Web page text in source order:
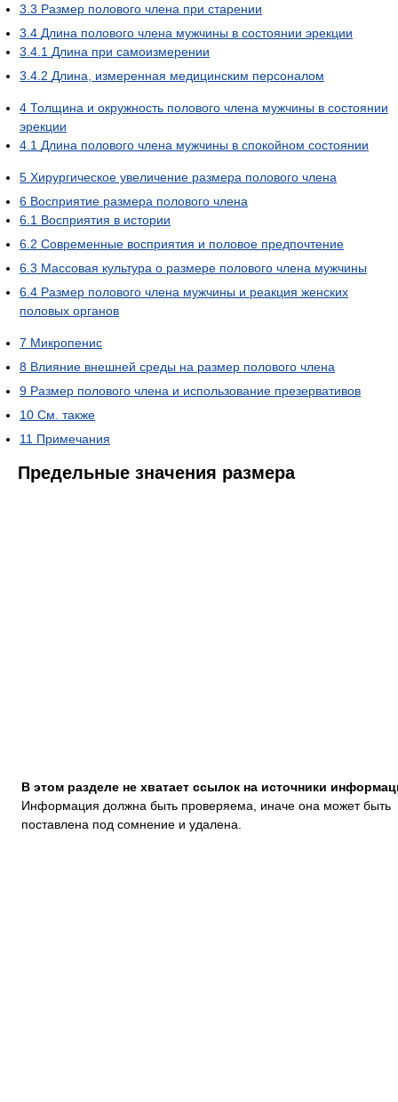
3.3 Размер полового члена при старении
3.4 Длина полового члена мужчины в состоянии эрекции
3.4.1 Длина при самоизмерении
3.4.2 Длина, измеренная медицинским персоналом
4 Толщина и окружность полового члена мужчины в состоянии
эрекции
4.1 Длина полового члена мужчины в спокойном состоянии
5 Хирургическое увеличение размера полового члена
6 Восприятие размера полового члена
6.1 Восприятия в истории
6.2 Современные восприятия и половое предпочтение
6.3 Массовая культура о размере полового члена мужчины
6.4 Размер полового члена мужчины и реакция женских
половых органов
7 Микропенис
8 Влияние внешней среды на размер полового члена
9 Размер полового члена и использование презервативов
10 См. также
11 Примечания
Предельные значения размера
В этом разделе не хватает ссылок на источники
Информация должна быть проверяема, иначе она может быть
поставлена под сомнение и удалена.